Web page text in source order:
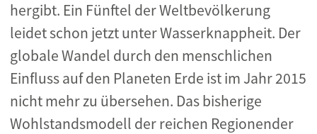
hergibt. Ein Fünftel der Weltbevölkerung
leidet schon jetzt unter Wasserknappheit. Der
globale Wandel durch den menschlichen
Einfluss auf den Planeten Erde ist im Jahr 2015
nicht mehr zu übersehen. Das bisherige
Wohlstandsmodell der reichen Regionender